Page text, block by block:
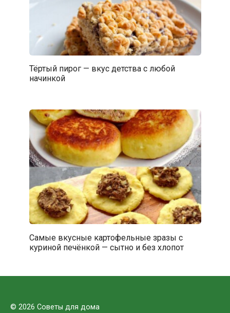
Тёртый пирог — вкус детства с любой
начинкой
Самые вкусные картофельные зразы с
куриной печёнкой — сытно и без хлопот
© 2026 Советы для дома